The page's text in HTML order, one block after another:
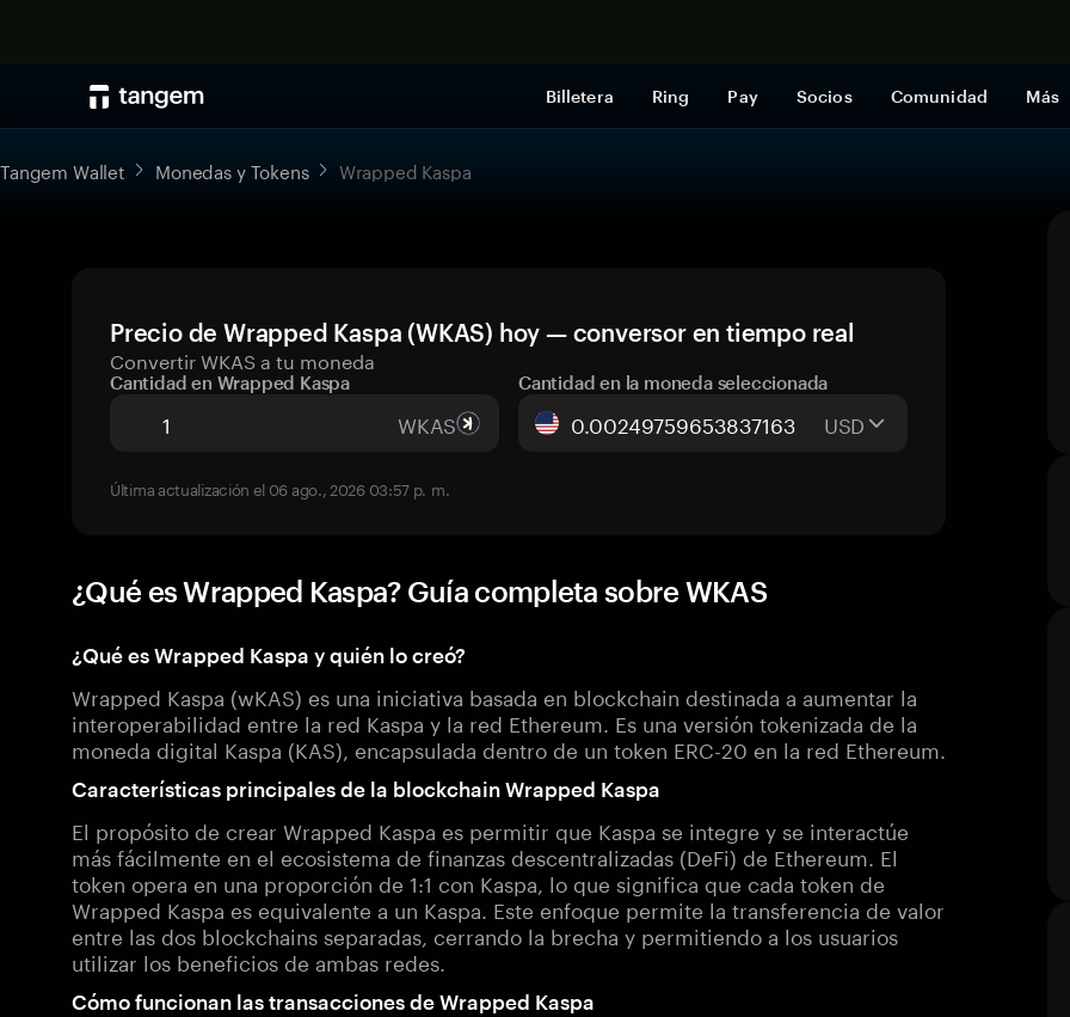
Billetera Ring Pay Socios Comunidad Más
Tangem Wallet Monedas y Tokens Wrapped Kaspa
Precio de Wrapped Kaspa (WKAS) hoy — conversor en tiempo real
Convertir WKAS a tu moneda
Cantidad en Wrapped Kaspa
WKAS
Cantidad en la moneda seleccionada
USD
Última actualización el 06 ago., 2026 03:57 p. m.
¿Qué es Wrapped Kaspa? Guía completa sobre WKAS
¿Qué es Wrapped Kaspa y quién lo creó?
Wrapped Kaspa (wKAS) es una iniciativa basada en blockchain destinada a aumentar la
interoperabilidad entre la red Kaspa y la red Ethereum. Es una versión tokenizada de la
moneda digital Kaspa (KAS), encapsulada dentro de un token ERC-20 en la red Ethereum.
Características principales de la blockchain Wrapped Kaspa
El propósito de crear Wrapped Kaspa es permitir que Kaspa se integre y se interactúe
más fácilmente en el ecosistema de finanzas descentralizadas (DeFi) de Ethereum. El
token opera en una proporción de 1:1 con Kaspa, lo que significa que cada token de
Wrapped Kaspa es equivalente a un Kaspa. Este enfoque permite la transferencia de valor
entre las dos blockchains separadas, cerrando la brecha y permitiendo a los usuarios
utilizar los beneficios de ambas redes.
Cómo funcionan las transacciones de Wrapped Kaspa